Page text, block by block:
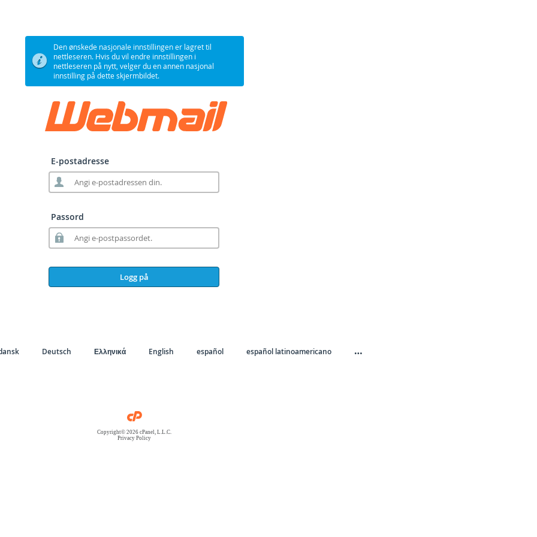
Den ønskede nasjonale innstillingen er lagret til
nettleseren. Hvis du vil endre innstillingen i
nettleseren på nytt, velger du en annen nasjonal
innstilling på dette skjermbildet.
E-postadresse
Passord
Logg på
Deutsch Ελληνικά English español español latinoamericano …
Copyright© 2026 cPanel, L.L.C.
Privacy Policy